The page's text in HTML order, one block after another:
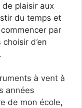
plaisir aux
du temps et
par
d’en
à vent à
années
de mon école,